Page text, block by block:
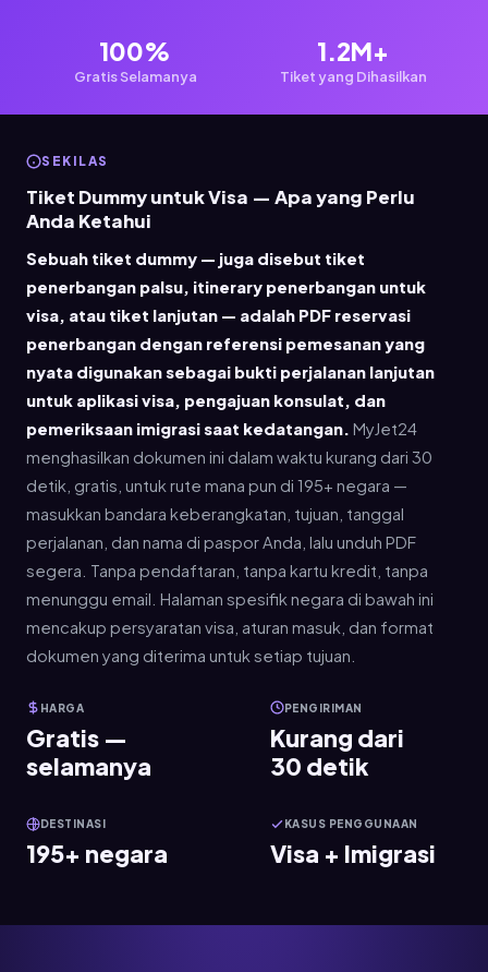
100%
Gratis Selamanya
1.2M+
Tiket yang Dihasilkan
SEKILAS
Tiket Dummy untuk Visa — Apa yang Perlu
Anda Ketahui
Sebuah tiket dummy — juga disebut tiket
penerbangan palsu, itinerary penerbangan untuk
visa, atau tiket lanjutan — adalah PDF reservasi
penerbangan dengan referensi pemesanan yang
nyata digunakan sebagai bukti perjalanan lanjutan
untuk aplikasi visa, pengajuan konsulat, dan
pemeriksaan imigrasi saat kedatangan. MyJet24
menghasilkan dokumen ini dalam waktu kurang dari 30
detik, gratis, untuk rute mana pun di 195+ negara —
masukkan bandara keberangkatan, tujuan, tanggal
perjalanan, dan nama di paspor Anda, lalu unduh PDF
segera. Tanpa pendaftaran, tanpa kartu kredit, tanpa
menunggu email. Halaman spesifik negara di bawah ini
mencakup persyaratan visa, aturan masuk, dan format
dokumen yang diterima untuk setiap tujuan.
HARGA
Gratis —
selamanya
PENGIRIMAN
Kurang dari
30 detik
DESTINASI
195+ negara
KASUS PENGGUNAAN
Visa + Imigrasi